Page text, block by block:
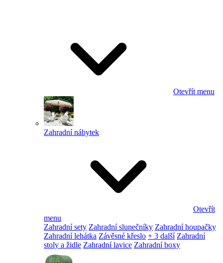
Otevřít menu
Zahradní nábytek
Otevřít
menu
Zahradní sety Zahradní slunečníky Zahradní houpačky
Zahradní lehátka Závěsné křeslo + 3 další Zahradní
stoly a židle Zahradní lavice Zahradní boxy